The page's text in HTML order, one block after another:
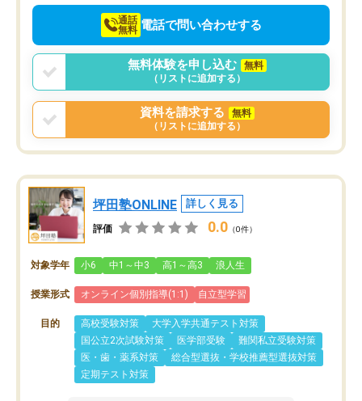
通話
無料 電話で問い合わせする
無料体験を申し込む
無料
（リストに追加する）
資料を請求する
無料
（リストに追加する）
坪田塾ONLINE 詳しく見る
評価 0.0 （0件）
対象学年 小6 中1～中3 高1～高3 浪人生
授業形式 オンライン個別指導(1:1) 自立型学習
目的 高校受験対策
大学入学共通テスト対策
国公立2次試験対策
医学部受験
難関私立受験対策
医・歯・薬系対策
総合型選抜・学校推薦型選抜対策
定期テスト対策